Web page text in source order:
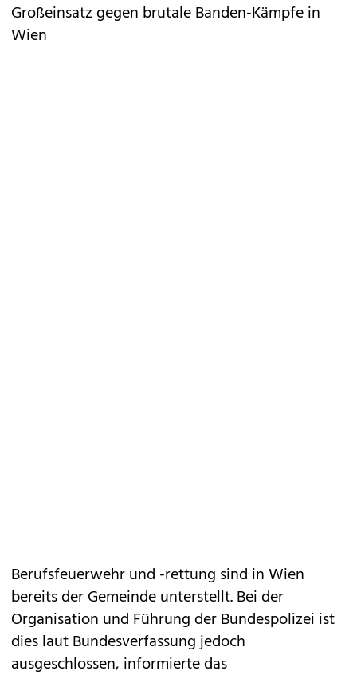
Großeinsatz gegen brutale Banden-Kämpfe in
Wien
Berufsfeuerwehr und -rettung sind in Wien
bereits der Gemeinde unterstellt. Bei der
Organisation und Führung der Bundespolizei ist
dies laut Bundesverfassung jedoch
ausgeschlossen, informierte das